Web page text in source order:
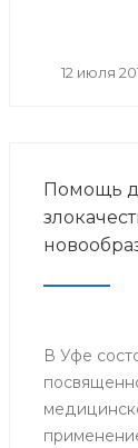
12 июля
Помощь
В Уфе